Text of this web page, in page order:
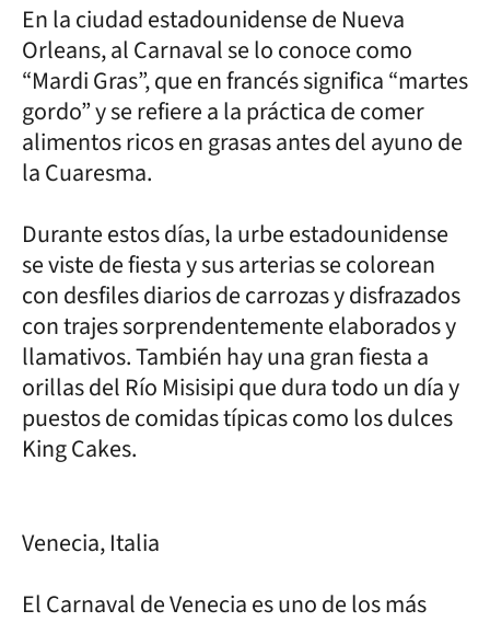
En la ciudad estadounidense de Nueva
Orleans, al Carnaval se lo conoce como
“Mardi Gras”, que en francés significa “martes
gordo” y se refiere a la práctica de comer
alimentos ricos en grasas antes del ayuno de
la Cuaresma.
Durante estos días, la urbe estadounidense
se viste de fiesta y sus arterias se colorean
con desfiles diarios de carrozas y disfrazados
con trajes sorprendentemente elaborados y
llamativos. También hay una gran fiesta a
orillas del Río Misisipi que dura todo un día y
puestos de comidas típicas como los dulces
King Cakes.
Venecia, Italia
El Carnaval de Venecia es uno de los más